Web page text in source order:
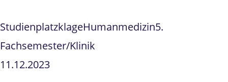
StudienplatzklageHumanmedizin5.
Fachsemester/Klinik
11.12.2023